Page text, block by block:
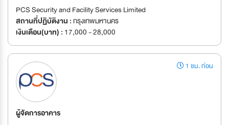
PCS Security and Facility Services Limited
สถานที่ปฏิบัติงาน :กรุงเทพมหานคร
เงินเดือน(บาท) : 17,000 - 28,000
1 ชม. ก่อน
ผู้จัดการอาคาร